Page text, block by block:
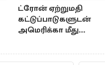
ட்ரோன் ஏற்றுமதி
கட்டுப்பாடுகளுடன்
அமெரிக்கா மீது